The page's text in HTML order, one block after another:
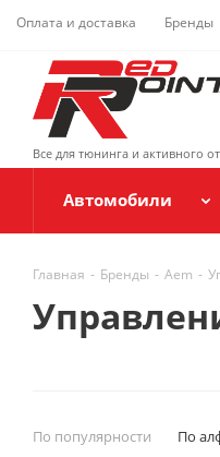
Оплата и доставка Бренды
Все для тюнинга и активного
Автомобили
Главная - Бренды - Aem -
По популярности По